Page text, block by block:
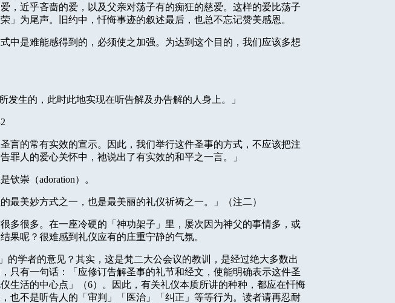
，近乎吝啬的爱，以及父亲对荡子有的痴狂的慈爱。这样的爱比荡子
为尾声。旧约中，忏悔事迹的叙述最后，也总不忘记赞美感恩。
中是难能感得到的，必须使之加强。为达到这个目的，我们应该多想
发生的，此时此地实现在听告解及办告解的人身上。」
言的常有实效的宣示。因此，我们举行这件圣事的方式，不应该把注
罪人的爱心关怀中，祂说出了有实效的和平之一言。」
钦崇（adoration）。
美妙方式之一，也是最美丽的礼仪祈祷之一。」（注二）
多很多。在一座冷硬的「神功架子」里，屡次因为神父的事情多，或
呢？很难感到礼仪应有的庄重宁静的气氛。
的学者的意见？其实，这是梵二大公会议的教训，是经过绝大多数出
只有一句话：「应修订告解圣事的礼节和经文，使能明确表示这件圣
生活的中心点」（6）。因此，有关礼仪本质所讲的种种，都应在忏悔
也不是听告人的「审判」「医治」「纠正」等等行为。读者请再忍耐